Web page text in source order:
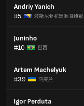
Andriy Yanich
#5
波斯尼亚和黑塞哥维那
Juninho
#10
巴西
Artem Machelyuk
#39
乌克兰
Igor Perduta